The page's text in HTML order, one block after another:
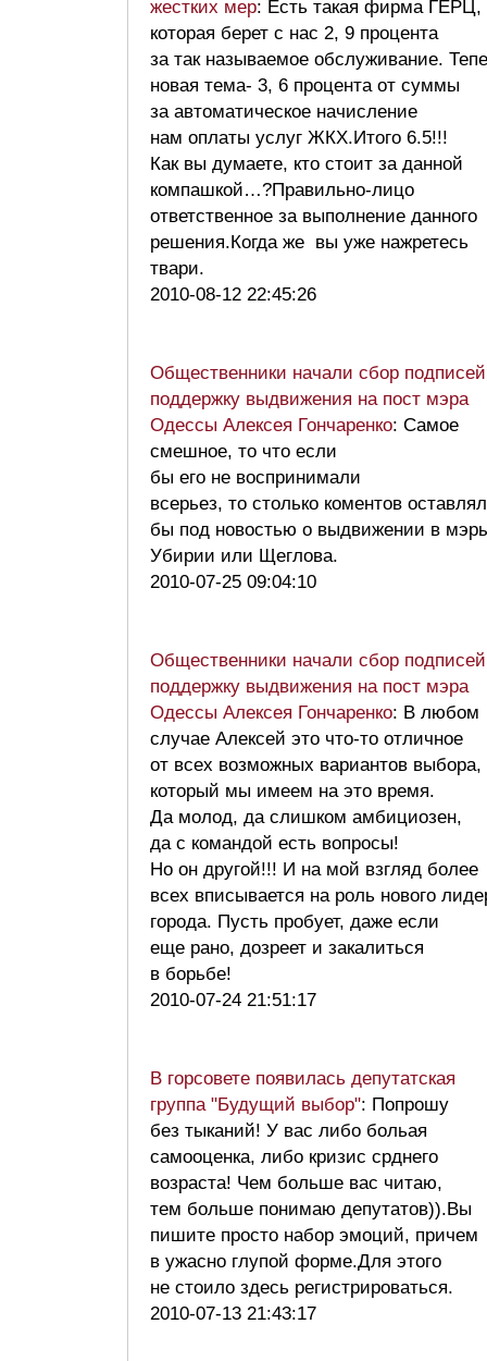
жестких мер: Есть такая фирма ГЕРЦ,
которая берет с нас 2, 9 процента
за так называемое обслуживание.
новая тема- 3, 6 процента от суммы
за автоматическое начисление
нам оплаты услуг ЖКХ.Итого 6.5!!!
Как вы думаете, кто стоит за данной
компашкой…?Правильно-лицо
ответственное за выполнение данного
решения.Когда же вы уже нажретесь
твари.
2010-08-12 22:45:26
Общественники начали сбор
поддержку выдвижения на пост мэра
Одессы Алексея Гончаренко: Самое
смешное, то что если
бы его не воспринимали
всерьез, то столько коментов
бы под новостью о выдвижении в
Убирии или Щеглова.
2010-07-25 09:04:10
Общественники начали сбор
поддержку выдвижения на пост мэра
Одессы Алексея Гончаренко: В любом
случае Алексей это что-то отличное
от всех возможных вариантов выбора,
который мы имеем на это время.
Да молод, да слишком амбициозен,
да с командой есть вопросы!
Но он другой!!! И на мой взгляд более
всех вписывается на роль нового
города. Пусть пробует, даже если
еще рано, дозреет и закалиться
в борьбе!
2010-07-24 21:51:17
В горсовете появилась депутатская
группа "Будущий выбор": Попрошу
без тыканий! У вас либо больая
самооценка, либо кризис срднего
возраста! Чем больше вас читаю,
тем больше понимаю депутатов)).Вы
пишите просто набор эмоций, причем
в ужасно глупой форме.Для этого
не стоило здесь регистрироваться.
2010-07-13 21:43:17